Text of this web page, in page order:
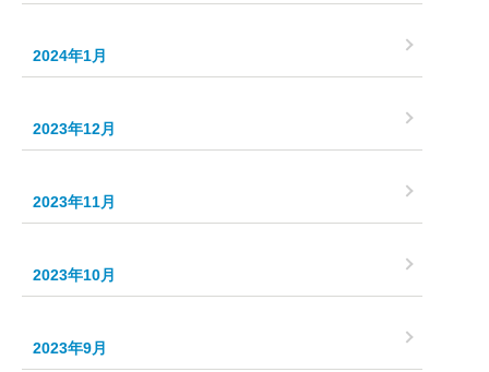
2024年1月
2023年12月
2023年11月
2023年10月
2023年9月